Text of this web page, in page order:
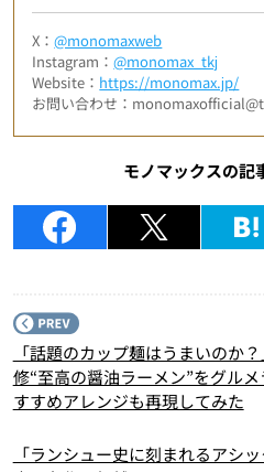
X：@monomaxweb
Instagram：@monomax_tkj
Website： https://monomax.jp/
お問い合わせ：
モノマックスの記
「話題のカップ麺はうまいのか
修“至高の醤油ラーメン”をグル
すすめアレンジも再現してみた
「ランシュー史に刻まれるアシ